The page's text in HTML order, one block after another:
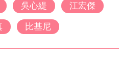
吳心緹 江宏傑
比基尼